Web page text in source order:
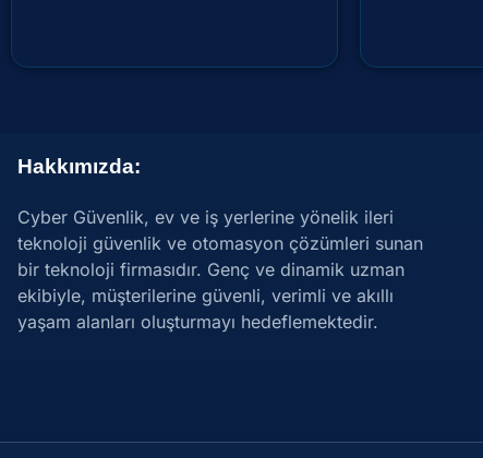
Hakkımızda:
Cyber Güvenlik, ev ve iş yerlerine yönelik ileri
teknoloji güvenlik ve otomasyon çözümleri sunan
bir teknoloji firmasıdır. Genç ve dinamik uzman
ekibiyle, müşterilerine güvenli, verimli ve akıllı
yaşam alanları oluşturmayı hedeflemektedir.